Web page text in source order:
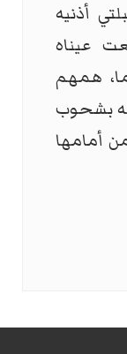
أذنيه
عيناه
همهم
بشحوب
أمامها